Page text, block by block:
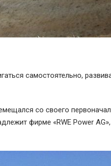
самостоятельно,
со своего
фирме «RWE Power